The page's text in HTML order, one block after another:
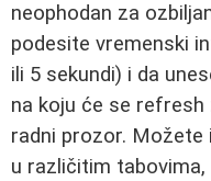
neophodan za
podesite vremenski
ili 5 sekundi) i da
na koju će se
radni prozor.
u različitim